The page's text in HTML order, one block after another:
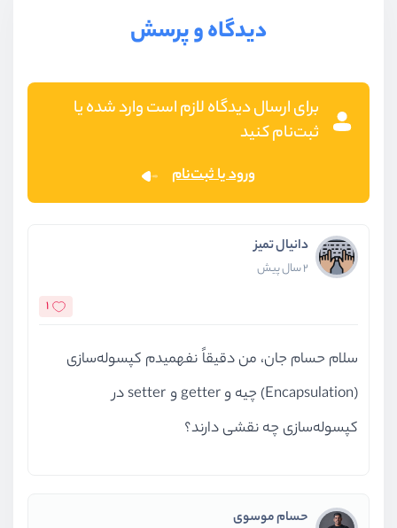
دیدگاه و پرسش
برای ارسال دیدگاه لازم است وارد شده یا
ثبت‌نام کنید
ورود یا ثبت‌نام
دانیال تمیز
2 سال پیش
1
سلام حسام جان، من دقیقاً نفهمیدم کپسوله‌سازی
(Encapsulation) چیه و getter و setter در
کپسوله‌سازی چه نقشی دارند؟
حسام موسوی